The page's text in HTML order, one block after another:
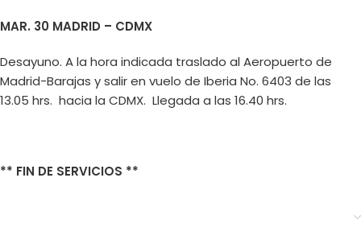
MAR. 30 MADRID – CDMX
Desayuno. A la hora indicada traslado al Aeropuerto de
Madrid-Barajas y salir en vuelo de Iberia No. 6403 de las
13.05 hrs. hacia la CDMX. Llegada a las 16.40 hrs.
** FIN DE SERVICIOS **